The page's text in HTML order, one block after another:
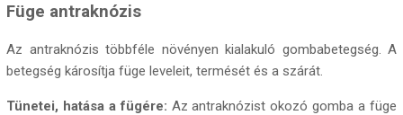
Füge antraknózis
Az antraknózis többféle növényen kialakuló gombabetegség. A
betegség károsítja füge leveleit, termését és a szárát.
Tünetei, hatása a fügére: Az antraknózist okozó gomba a füge